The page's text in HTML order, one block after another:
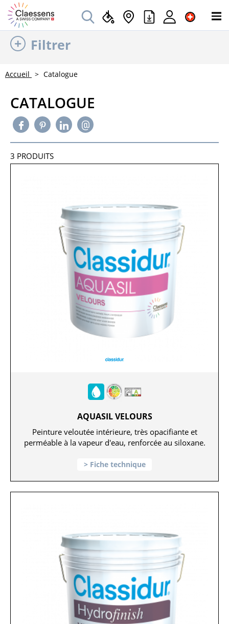
Filtrer
Accueil Catalogue
CATALOGUE
3 PRODUITS
AQUASIL VELOURS
Peinture veloutée intérieure, très opacifiante et
perméable à la vapeur d'eau, renforcée au siloxane.
Fiche technique